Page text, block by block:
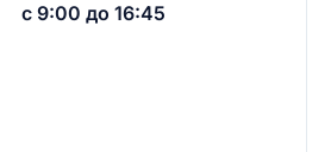
с 9:00 до 16:45